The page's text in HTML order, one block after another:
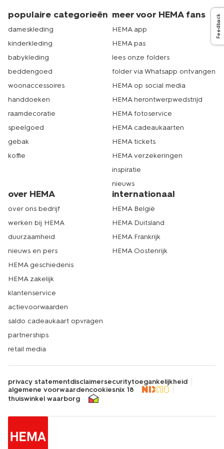
Feedback
populaire categorieën
dameskleding
kinderkleding
babykleding
beddengoed
woonaccessoires
handdoeken
raamdecoratie
speelgoed
gebak
koffie
meer voor HEMA fans
HEMA app
HEMA pas
lees onze folders
folder via Whatsapp ontvangen
HEMA op social media
HEMA herontwerpwedstrijd
HEMA fotoservice
HEMA cadeaukaarten
HEMA tickets
HEMA verzekeringen
inspiratie
nieuws
over HEMA
over ons bedrijf
werken bij HEMA
duurzaamheid
nieuws en pers
HEMA geschiedenis
HEMA zakelijk
klantenservice
actievoorwaarden
saldo cadeaukaart opvragen
partnerships
retail media
internationaal
HEMA België
HEMA Duitsland
HEMA Frankrijk
HEMA Oostenrijk
privacy statementdisclaimersecuritytoegankelijkheid
algemene voorwaardencookiesnix 18
thuiswinkel waarborg